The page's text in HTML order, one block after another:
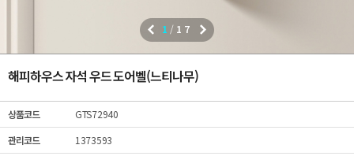
1 / 17
해피하우스 자석 우드 도어벨(느티나무)
상품코드
GTS72940
관리코드
1373593